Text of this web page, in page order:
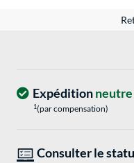
Expéditionneutre
1(par compensation)
Consulter le